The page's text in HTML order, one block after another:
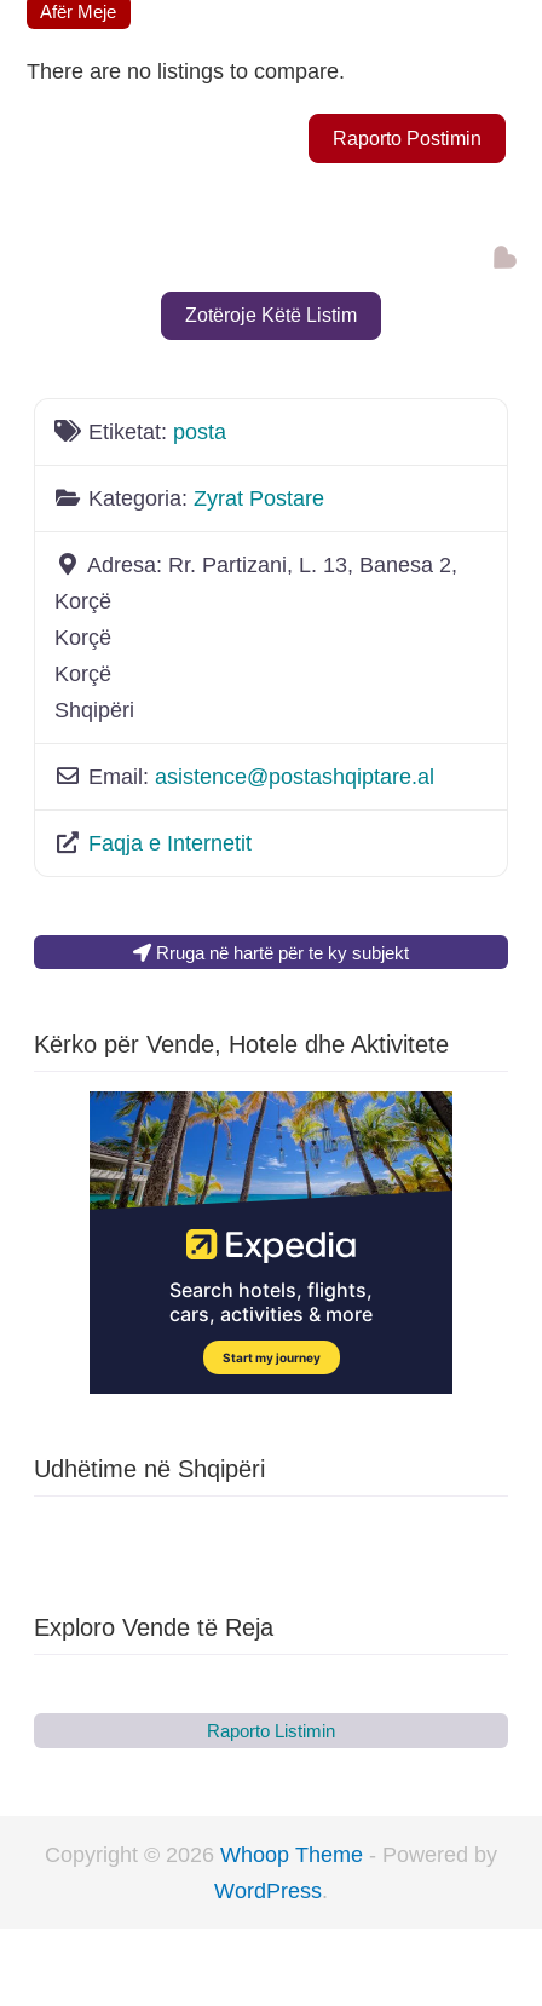
Afër Meje
There are no listings to compare.
Raporto Postimin
Zotëroje Këtë Listim
Etiketat: posta
Kategoria: Zyrat Postare
Adresa: Rr. Partizani, L. 13, Banesa 2,
Korçë
Korçë
Korçë
Shqipëri
Email: asistence@postashqiptare.al
Faqja e Internetit
Rruga në hartë për te ky subjekt
Kërko për Vende, Hotele dhe Aktivitete
Udhëtime në Shqipëri
Exploro Vende të Reja
Raporto Listimin
Copyright © 2026 Whoop Theme - Powered by
WordPress.